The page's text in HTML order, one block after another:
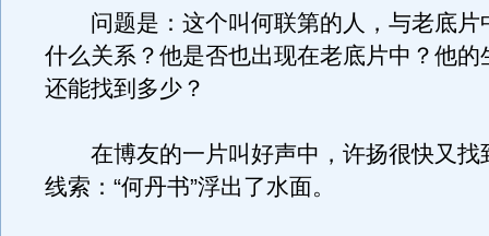
问题是：这个叫何联第的人，与老底片
什么关系？他是否也出现在老底片中？他的
还能找到多少？
在博友的一片叫好声中，许扬很快又找
线索：“何丹书”浮出了水面。